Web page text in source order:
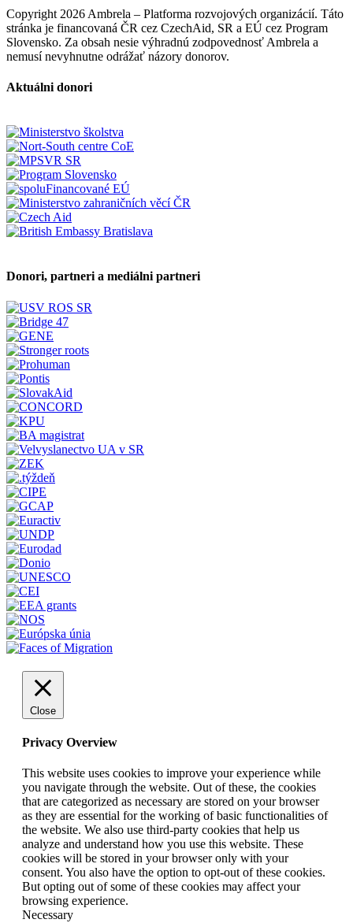
Copyright 2026 Ambrela – Platforma rozvojových organizácií. Táto
stránka je financovaná ČR cez CzechAid, SR a EÚ cez Program
Slovensko. Za obsah nesie výhradnú zodpovednosť Ambrela a
nemusí nevyhnutne odrážať názory donorov.
Aktuálni donori
Donori, partneri a mediálni partneri
Close
Privacy Overview
This website uses cookies to improve your experience while
you navigate through the website. Out of these, the cookies
that are categorized as necessary are stored on your browser
as they are essential for the working of basic functionalities of
the website. We also use third-party cookies that help us
analyze and understand how you use this website. These
cookies will be stored in your browser only with your
consent. You also have the option to opt-out of these cookies.
But opting out of some of these cookies may affect your
browsing experience.
Necessary